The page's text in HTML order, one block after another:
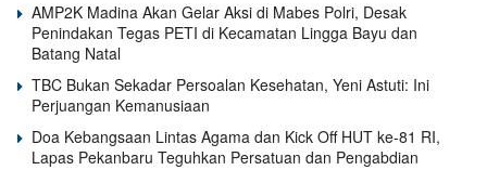
AMP2K Madina Akan Gelar Aksi di Mabes Polri, Desak
Penindakan Tegas PETI di Kecamatan Lingga Bayu dan
Batang Natal
TBC Bukan Sekadar Persoalan Kesehatan, Yeni Astuti: Ini
Perjuangan Kemanusiaan
Doa Kebangsaan Lintas Agama dan Kick Off HUT ke-81 RI,
Lapas Pekanbaru Teguhkan Persatuan dan Pengabdian